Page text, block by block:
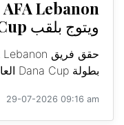
ويتوج بلقب Dana Cup العالمية
بطولة Dana Cup العالمية في الدنمارك لفئة...
29-07-2026 09:16 am